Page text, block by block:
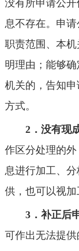
没有所申请公
息不存在。申
职责范围、本
明理由；能够
机关的，告知
方式。
2．没有现
作区分处理的
息进行加工、
供，也可以视加
3．补正后
可作出无法提供